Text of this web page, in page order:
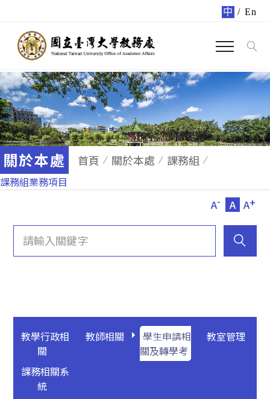
中 / En
關於本處 首頁 關於本處 課務組
課務組業務項目
A- A A+
教學行政相
關
教師相關
學生申請相
關及轉學考
教室管理
課務相關系
統